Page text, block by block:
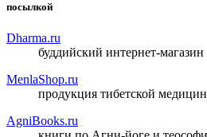
посылкой
Dharma.ru
буддийский интернет-магазин
MenlaShop.ru
продукция тибетской
AgniBooks.ru